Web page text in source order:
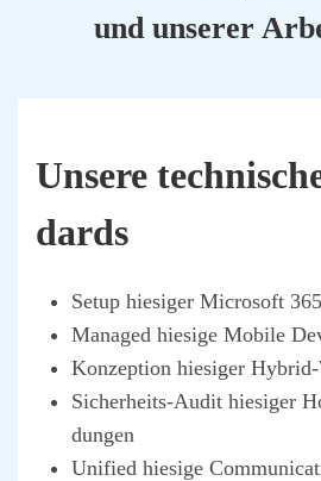
und unse­rer
Unse­re
dards
Set­up hie­si­ger Micro­soft
Mana­ged hie­si­ge Mobi­le
Kon­zep­ti­on hie­si­ger
Sicher­heits-Audit hie­si­ger
dun­gen
Uni­fied hie­si­ge